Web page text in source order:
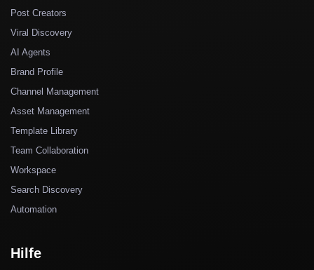
Post Creators
Viral Discovery
AI Agents
Brand Profile
Channel Management
Asset Management
Template Library
Team Collaboration
Workspace
Search Discovery
Automation
Hilfe